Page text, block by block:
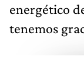
energético
tenemos